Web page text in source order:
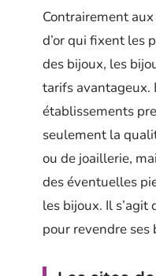
Contrairement
d’or qui fixent les
des bijoux, les
tarifs avantageux.
établissements
seulement la
ou de joaillerie,
des éventuelles
les bijoux. Il s’agit
pour revendre ses